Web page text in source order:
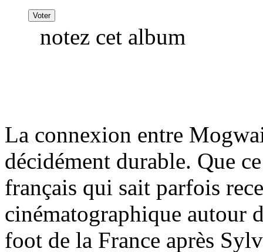
notez cet album
La connexion entre
décidément durable. Que
français qui sait parfois
cinématographique autour
foot de la France après